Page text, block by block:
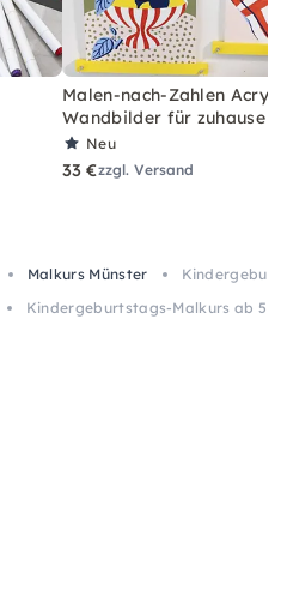
Malen-nach-Zahlen Acryl-
Wandbilder für zuhause
Neu
33 €zzgl. Versand
Malkurs Münster
Kindergeburtstags-Malkurs ab 5